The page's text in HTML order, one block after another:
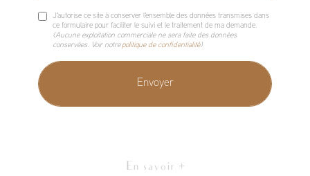
J'autorise ce site à conserver l'ensemble des données transmises dans
ce formulaire pour faciliter le suivi et le traitement de ma demande.
(Aucune exploitation commerciale ne sera faite des données
conservées. Voir notre politique de confidentialité)
En savoir +